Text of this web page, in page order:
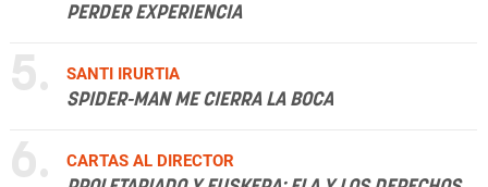
PERDER EXPERIENCIA
5.
SANTI IRURTIA
SPIDER-MAN ME CIERRA LA BOCA
6.
CARTAS AL DIRECTOR